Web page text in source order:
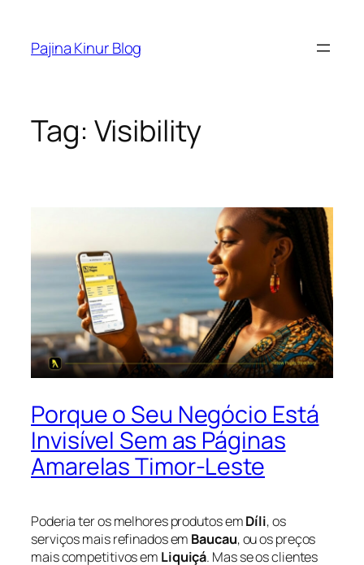
content
Pajina Kinur Blog
Tag: Visibility
Porque o Seu Negócio Está
Invisível Sem as Páginas
Amarelas Timor-Leste
Poderia ter os melhores produtos emDíli, os
serviços mais refinados em Baucau, ou os preços
mais competitivos em Liquiçá. Mas se os clientes